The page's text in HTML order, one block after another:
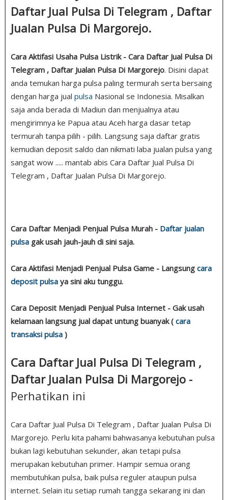
Daftar Jual Pulsa Di Telegram , Daftar
Jualan Pulsa Di Margorejo.
Cara Aktifasi Usaha Pulsa Listrik - Cara Daftar Jual Pulsa Di
Telegram , Daftar Jualan Pulsa Di Margorejo. Disini dapat
anda temukan harga pulsa paling termurah serta bersaing
dengan harga jual pulsa Nasional se Indonesia. Misalkan
saja anda berada di Madiun dan menjualnya atau
mengirimnya ke Papua atau Aceh harga dasar tetap
termurah tanpa pilih - pilih. Langsung saja daftar gratis
kemudian deposit saldo dan nikmati laba jualan pulsa yang
sangat wow ..... mantab abis Cara Daftar Jual Pulsa Di
Telegram , Daftar Jualan Pulsa Di Margorejo.
Cara Daftar Menjadi Penjual Pulsa Murah - Daftar jualan
pulsa gak usah jauh-jauh di sini saja.
Cara Aktifasi Menjadi Penjual Pulsa Game - Langsung cara
deposit pulsa ya sini aku tunggu.
Cara Deposit Menjadi Penjual Pulsa Internet - Gak usah
kelamaan langsung jual dapat untung buanyak ( cara
transaksi pulsa )
Cara Daftar Jual Pulsa Di Telegram ,
Daftar Jualan Pulsa Di Margorejo -
Perhatikan ini
Cara Daftar Jual Pulsa Di Telegram , Daftar Jualan Pulsa Di
Margorejo. Perlu kita pahami bahwasanya kebutuhan pulsa
bukan lagi kebutuhan sekunder, akan tetapi pulsa
merupakan kebutuhan primer. Hampir semua orang
membutuhkan pulsa, baik pulsa reguler ataupun pulsa
internet. Selain itu setiap rumah tangga sekarang ini dan